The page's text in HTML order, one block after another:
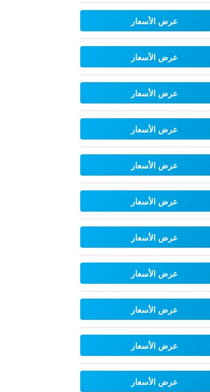
عرض الأسعار
عرض الأسعار
عرض الأسعار
عرض الأسعار
عرض الأسعار
عرض الأسعار
عرض الأسعار
عرض الأسعار
عرض الأسعار
عرض الأسعار
عرض الأسعار